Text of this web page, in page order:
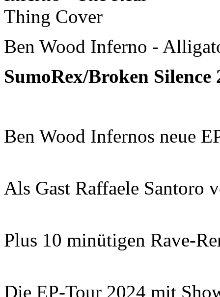
Ben Wood Inferno -
SumoRex/Broken Silence
Ben Wood Infernos neue
Als Gast Raffaele Santoro
Plus 10 minütigen Rave-
Die EP-Tour 2024 mit